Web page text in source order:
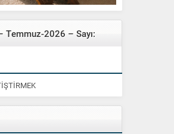
Temmuz-2026 – Sayı: